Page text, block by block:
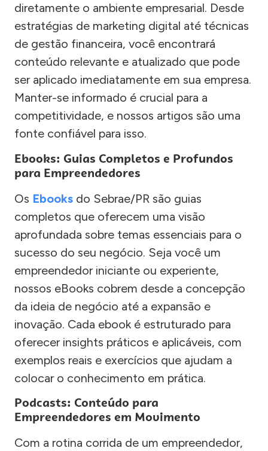
diretamente o ambiente empresarial. Desde
estratégias de marketing digital até técnicas
de gestão financeira, você encontrará
conteúdo relevante e atualizado que pode
ser aplicado imediatamente em sua empresa.
Manter-se informado é crucial para a
competitividade, e nossos artigos são uma
fonte confiável para isso.
Ebooks: Guias Completos e Profundos
para Empreendedores
Os Ebooks do Sebrae/PR são guias
completos que oferecem uma visão
aprofundada sobre temas essenciais para o
sucesso do seu negócio. Seja você um
empreendedor iniciante ou experiente,
nossos eBooks cobrem desde a concepção
da ideia de negócio até a expansão e
inovação. Cada ebook é estruturado para
oferecer insights práticos e aplicáveis, com
exemplos reais e exercícios que ajudam a
colocar o conhecimento em prática.
Podcasts: Conteúdo para
Empreendedores em Movimento
Com a rotina corrida de um empreendedor,